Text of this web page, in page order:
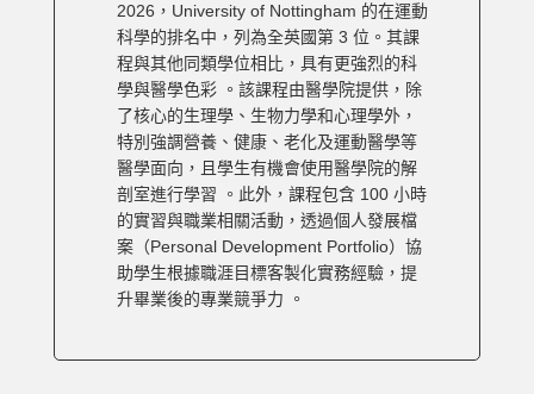
2026，University of Nottingham 的在運動
科學的排名中，列為全英國第 3 位。其課
程與其他同類學位相比，具有更強烈的科
學與醫學色彩 。該課程由醫學院提供，除
了核心的生理學、生物力學和心理學外，
特別強調營養、健康、老化及運動醫學等
醫學面向，且學生有機會使用醫學院的解
剖室進行學習 。此外，課程包含 100 小時
的實習與職業相關活動，透過個人發展檔
案（Personal Development Portfolio）協
助學生根據職涯目標客製化實務經驗，提
升畢業後的專業競爭力 。